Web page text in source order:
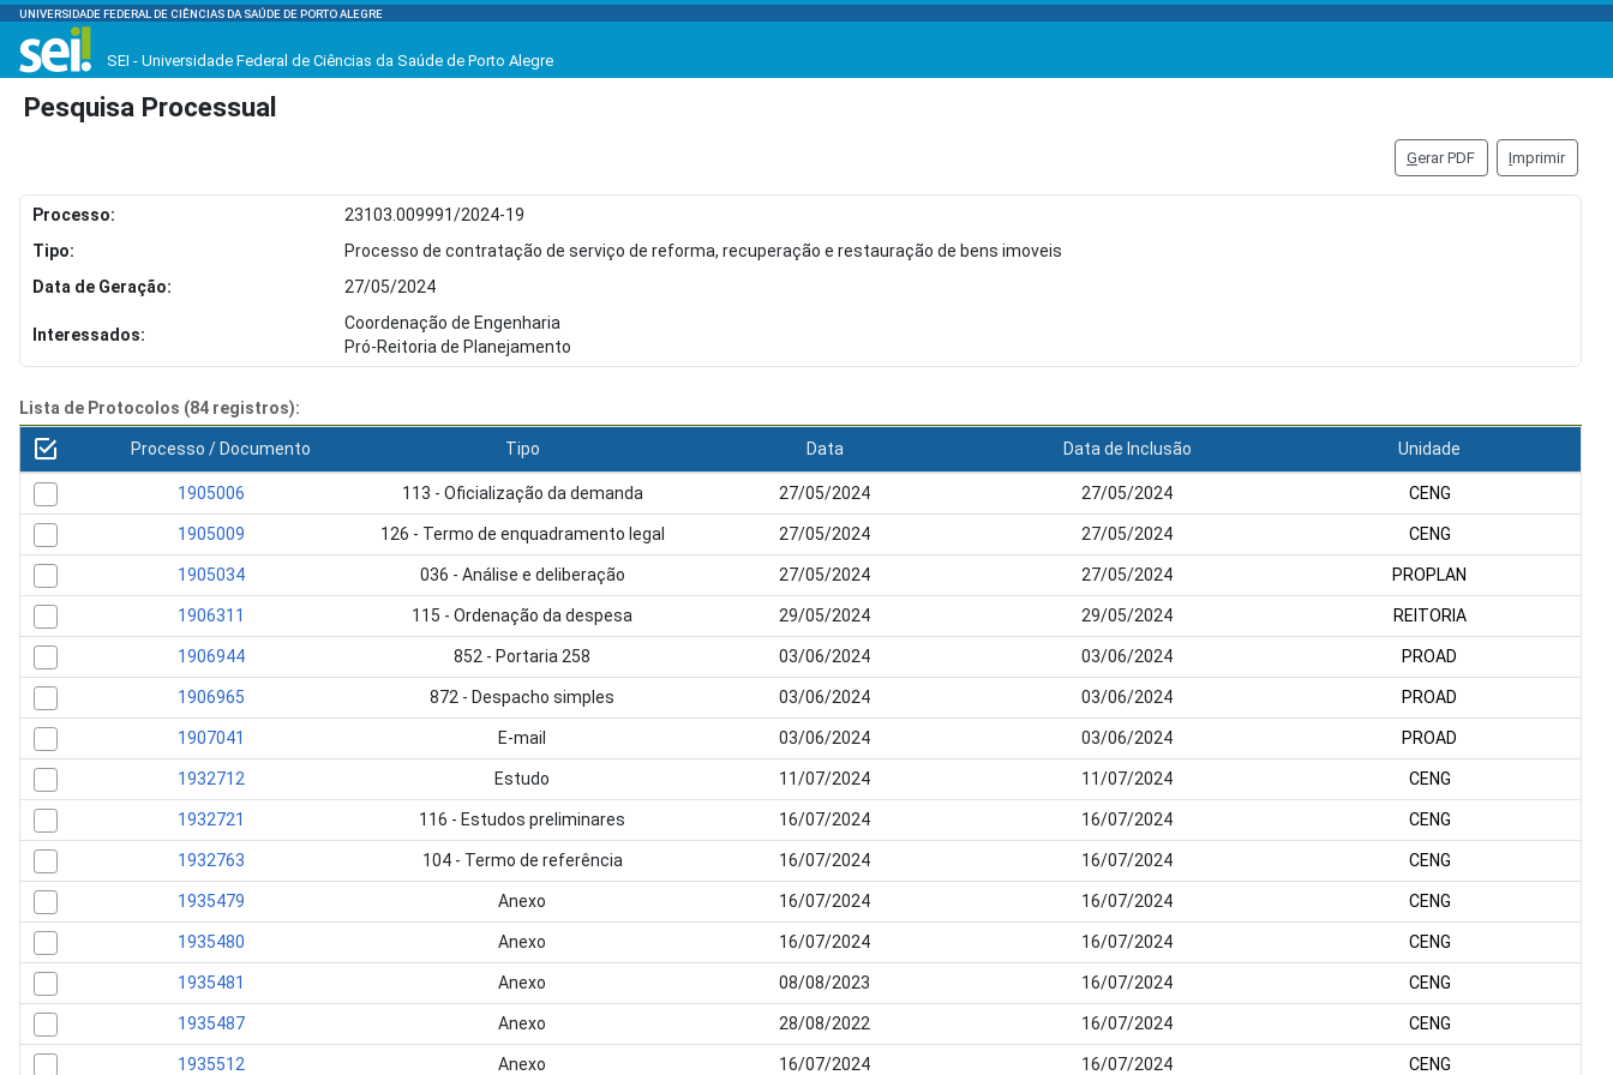
UNIVERSIDADE FEDERAL DE CIÊNCIAS DA SAÚDE DE PORTO ALEGRE
SEI - Universidade Federal de Ciências da Saúde de Porto Alegre
Pesquisa Processual
Gerar PDF Imprimir
Processo:
23103.009991/2024-19
Tipo:
Processo de contratação de serviço de reforma, recuperação e restauração de bens imoveis
Data de Geração:
27/05/2024
Interessados:
Coordenação de Engenharia
Pró-Reitoria de Planejamento
Lista de Protocolos (84 registros):
Processo / Documento Tipo Data Data de Inclusão Unidade
1905006 113 - Oficialização da demanda 27/05/2024 27/05/2024 CENG
1905009 126 - Termo de enquadramento legal 27/05/2024 27/05/2024 CENG
1905034 036 - Análise e deliberação 27/05/2024 27/05/2024 PROPLAN
1906311 115 - Ordenação da despesa 29/05/2024 29/05/2024 REITORIA
1906944 852 - Portaria 258 03/06/2024 03/06/2024 PROAD
1906965 872 - Despacho simples 03/06/2024 03/06/2024 PROAD
1907041 E-mail 03/06/2024 03/06/2024 PROAD
1932712 Estudo 11/07/2024 11/07/2024 CENG
1932721 116 - Estudos preliminares 16/07/2024 16/07/2024 CENG
1932763 104 - Termo de referência 16/07/2024 16/07/2024 CENG
1935479 Anexo 16/07/2024 16/07/2024 CENG
1935480 Anexo 16/07/2024 16/07/2024 CENG
1935481 Anexo 08/08/2023 16/07/2024 CENG
1935487 Anexo 28/08/2022 16/07/2024 CENG
1935512 Anexo 16/07/2024 16/07/2024 CENG